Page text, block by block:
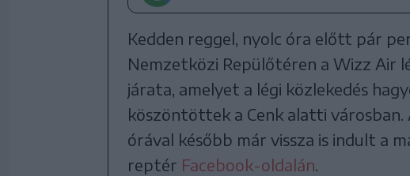
Kedden reggel, nyolc óra előtt pár
Nemzetközi Repülőtéren a Wizz Air
járata, amelyet a légi közlekedés
köszöntöttek a Cenk alatti
órával később már vissza is indult a
reptér Facebook-oldalán.